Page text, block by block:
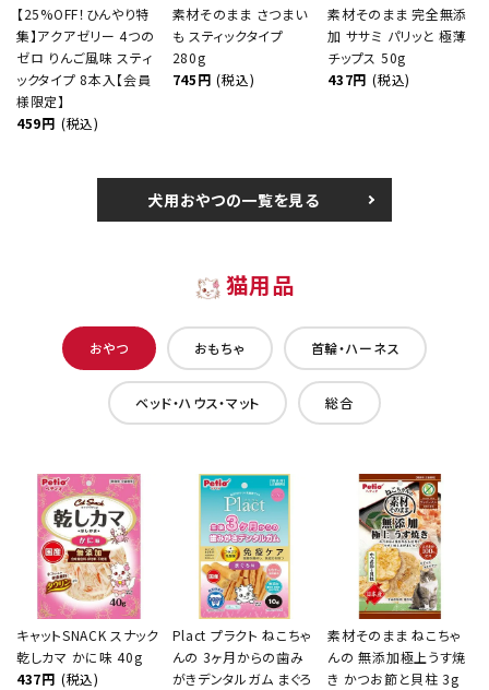
【25%OFF！ひんやり特
集】アクアゼリー 4つの
ゼロ りんご風味 スティ
ックタイプ 8本入【会員
様限定】
459円 (税込)
素材そのまま さつまい
も スティックタイプ
280g
745円 (税込)
素材そのまま 完全無添
加 ササミ パリッと 極薄
チップス 50g
437円 (税込)
犬用おやつの一覧を見る
猫用品
おやつ おもちゃ 首輪・ハーネス
ベッド・ハウス・マット 総合
キャットSNACK スナック
乾しカマ かに味 40g
437円 (税込)
Plact プラクト ねこちゃ
んの 3ヶ月からの歯み
がきデンタルガム まぐろ
素材そのまま ねこちゃ
んの 無添加極上うす焼
き かつお節と貝柱 3g